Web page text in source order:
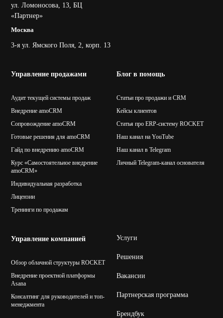
Управление продажами
Аудит текущей системы продаж
Внедрение amoCRM
Сопровождение amoCRM
Готовые решения для amoCRM
Гайд по внедрению amoCRM
Курс «Самостоятельное внедрение
amoCRM»
Индивидуальная разработка
Лицензии
Тренинги по продажам
Блог в помощь
Статьи про продажи и CRM
Кейсы клиентов
Статья про ERP-систему ROCKET
Наш канал на YouTube
Наш канал в Telegram
Личный Telegram-канал основателя
Управление компанией
Обзор облачной структуры ROCKET
Внедрение проектной платформы
Asana
Консалтинг для руководителей и топ-
менеджмента
ул. Ломоносова, 13, БЦ
«Партнер»
Москва
3-я ул. Ямского Поля, 2, корп. 13
Услуги
Решения
Вакансии
Партнерская программа
Брендбук